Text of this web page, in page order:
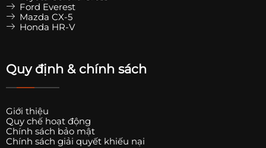
Ford Everest
Mazda CX-5
Honda HR-V
Quy định & chính sách
Giới thiệu
Quy chế hoạt động
Chính sách bảo mật
Chính sách giải quyết khiếu nại